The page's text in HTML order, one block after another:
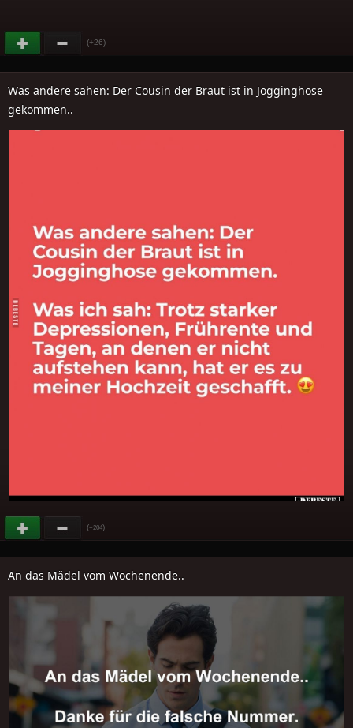
(+26)
Was andere sahen: Der Cousin der Braut ist in Jogginghose
gekommen..
(+204)
An das Mädel vom Wochenende..